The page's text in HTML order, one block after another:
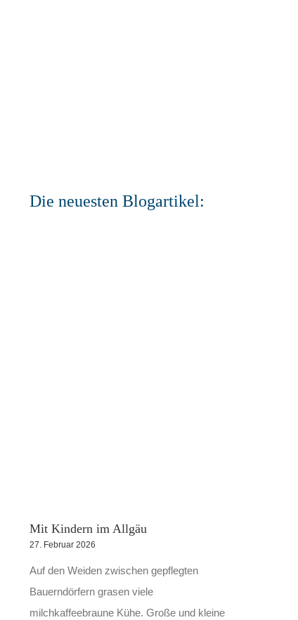
Die neuesten Blogartikel:
Mit Kindern im Allgäu
27. Februar 2026
Auf den Weiden zwischen gepflegten
Bauerndörfern grasen viele
milchkaffeebraune Kühe. Große und kleine